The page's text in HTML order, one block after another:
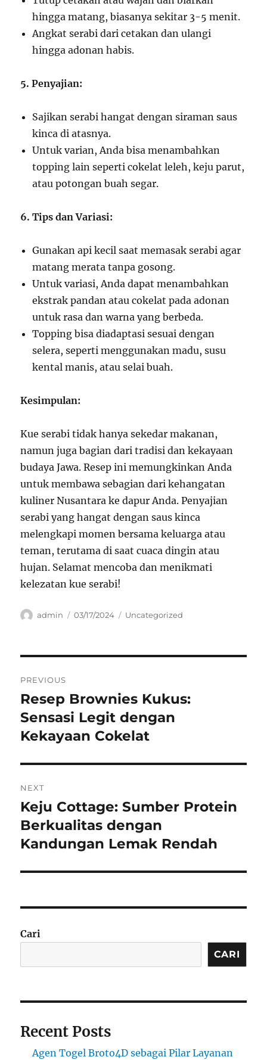
hingga matang, biasanya sekitar 3-5 menit.
Angkat serabi dari cetakan dan ulangi
hingga adonan habis.
5. Penyajian:
Sajikan serabi hangat dengan siraman saus
kinca di atasnya.
Untuk varian, Anda bisa menambahkan
topping lain seperti cokelat leleh, keju parut,
atau potongan buah segar.
6. Tips dan Variasi:
Gunakan api kecil saat memasak serabi agar
matang merata tanpa gosong.
Untuk variasi, Anda dapat menambahkan
ekstrak pandan atau cokelat pada adonan
untuk rasa dan warna yang berbeda.
Topping bisa diadaptasi sesuai dengan
selera, seperti menggunakan madu, susu
kental manis, atau selai buah.
Kesimpulan:
Kue serabi tidak hanya sekedar makanan,
namun juga bagian dari tradisi dan kekayaan
budaya Jawa. Resep ini memungkinkan Anda
untuk membawa sebagian dari kehangatan
kuliner Nusantara ke dapur Anda. Penyajian
serabi yang hangat dengan saus kinca
melengkapi momen bersama keluarga atau
teman, terutama di saat cuaca dingin atau
hujan. Selamat mencoba dan menikmati
kelezatan kue serabi!
Author
admin
Posted
03/17/2024 Categories
Uncategorized
pos
PREVIOUS
Previous
post:
Resep Brownies Kukus:
Sensasi Legit dengan
Kekayaan Cokelat
NEXT
Next
post:
Keju Cottage: Sumber Protein
Berkualitas dengan
Kandungan Lemak Rendah
Cari
CARI
Recent Posts
Agen Togel Broto4D sebagai Pilar Layanan